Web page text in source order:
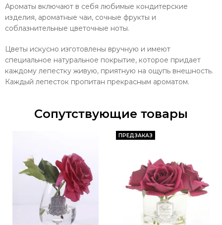
Ароматы включают в себя любимые кондитерские
изделия, ароматные чаи, сочные фрукты и
соблазнительные цветочные ноты.
Цветы искусно изготовлены вручную и имеют
специальное натуральное покрытие, которое придает
каждому лепестку живую, приятную на ощупь внешность.
Каждый лепесток пропитан прекрасным ароматом.
Сопутствующие товары
ПРЕДЗАКАЗ